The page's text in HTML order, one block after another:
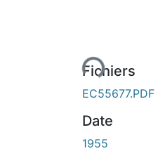
de chargement...Fichiers
EC55677.PDF
Date
1955